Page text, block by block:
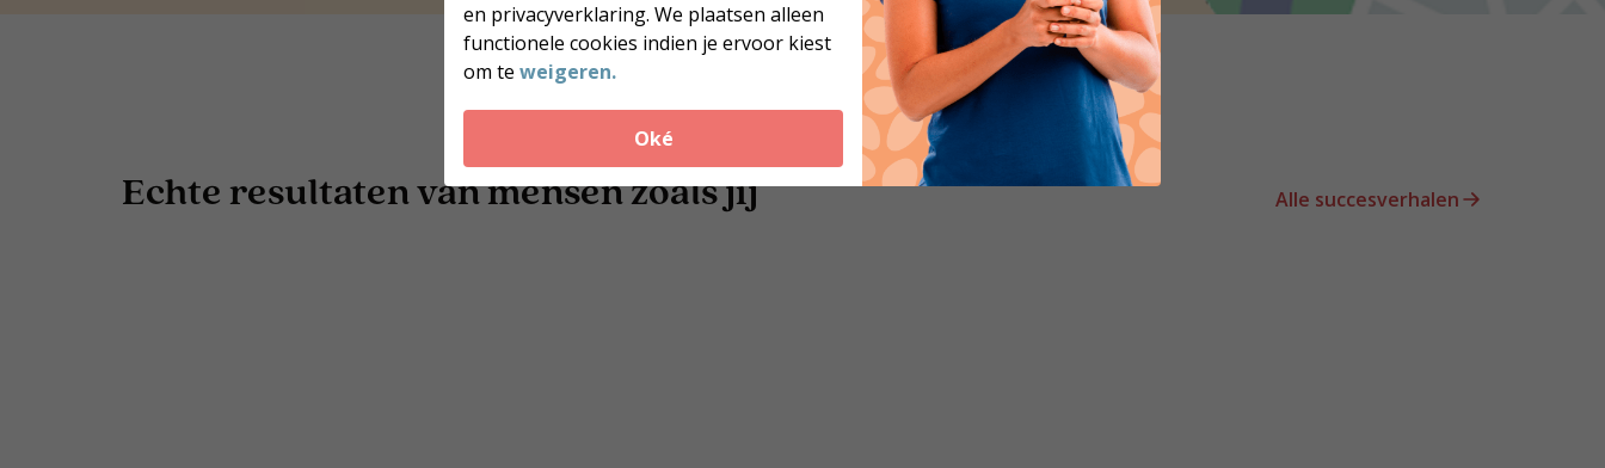
en privacyverklaring. We plaatsen alleen
functionele cookies indien je ervoor kiest
om te weigeren.
Oké
Echte resultaten van mensen zoals jij Alle succesverhalen